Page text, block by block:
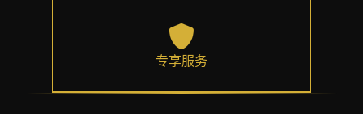
专享服务